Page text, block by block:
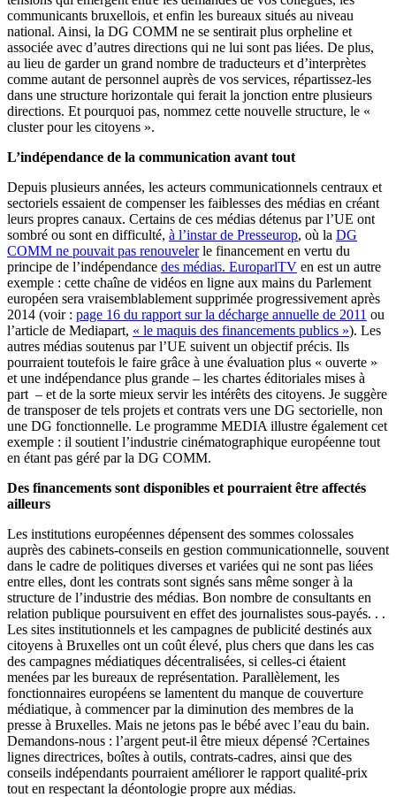
communicants bruxellois, et enfin les bureaux situés au niveau
national. Ainsi, la DG COMM ne se sentirait plus orpheline et
associée avec d’autres directions qui ne lui sont pas liées. De plus,
au lieu de garder un grand nombre de traducteurs et d’interprètes
comme autant de personnel auprès de vos services, répartissez-les
dans une structure horizontale qui ferait la jonction entre plusieurs
directions. Et pourquoi pas, nommez cette nouvelle structure, le «
cluster pour les citoyens ».
L’indépendance de la communication avant tout
Depuis plusieurs années, les acteurs communicationnels centraux et
sectoriels essaient de compenser les faiblesses des médias en créant
leurs propres canaux. Certains de ces médias détenus par l’UE ont
sombré ou sont en difficulté, à l’instar de Presseurop, où la DG
COMM ne pouvait pas renouvelerle financement en vertu du
principe de l’indépendance des médias. EuroparlTV en est un autre
exemple : cette chaîne de vidéos en ligne aux mains du Parlement
européen sera vraisemblablement supprimée progressivement après
2014 (voir : page 16 du rapport sur la décharge annuelle de 2011 ou
l’article de Mediapart, « le maquis des financements publics »). Les
autres médias soutenus par l’UE suivent un objectif précis. Ils
pourraient toutefois le faire grâce à une évaluation plus « ouverte »
et une indépendance plus grande – les chartes éditoriales mises à
part – et de la sorte mieux servir les intérêts des citoyens. Je suggère
de transposer de tels projets et contrats vers une DG sectorielle, non
une DG fonctionnelle. Le programme MEDIA illustre également cet
exemple : il soutient l’industrie cinématographique européenne tout
en étant pas géré par la DG COMM.
Des financements sont disponibles et pourraient être affectés
ailleurs
Les institutions européennes dépensent des sommes colossales
auprès des cabinets-conseils en gestion communicationnelle, souvent
dans le cadre de politiques diverses et variées qui ne sont pas liées
entre elles, dont les contrats sont signés sans même songer à la
structure de l’industrie des médias. Bon nombre de consultants en
relation publique poursuivent en effet des journalistes sous-payés. . .
Les sites institutionnels et les campagnes de publicité destinés aux
citoyens à Bruxelles ont un coût élevé, plus chers que dans les cas
des campagnes médiatiques décentralisées, si celles-ci étaient
menées par les bureaux de représentation. Parallèlement, les
fonctionnaires européens se lamentent du manque de couverture
médiatique, à commencer par la diminution des membres de la
presse à Bruxelles. Mais ne jetons pas le bébé avec l’eau du bain.
Demandons-nous : l’argent peut-il être mieux dépensé ?Certaines
lignes directrices, boîtes à outils, contrats-cadres, ainsi que des
conseils indépendants pourraient améliorer le rapport qualité-prix
tout en respectant la déontologie propre aux médias.